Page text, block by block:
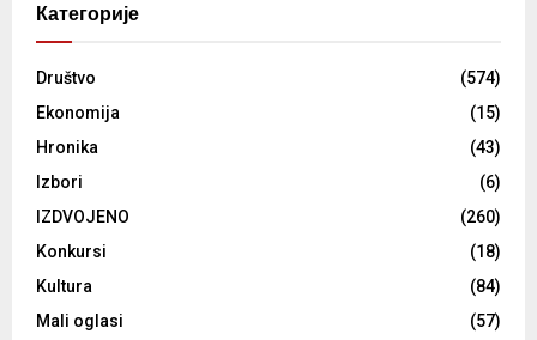
Категорије
Društvo
(574)
Ekonomija
(15)
Hronika
(43)
Izbori
(6)
IZDVOJENO
(260)
Konkursi
(18)
Kultura
(84)
Mali oglasi
(57)